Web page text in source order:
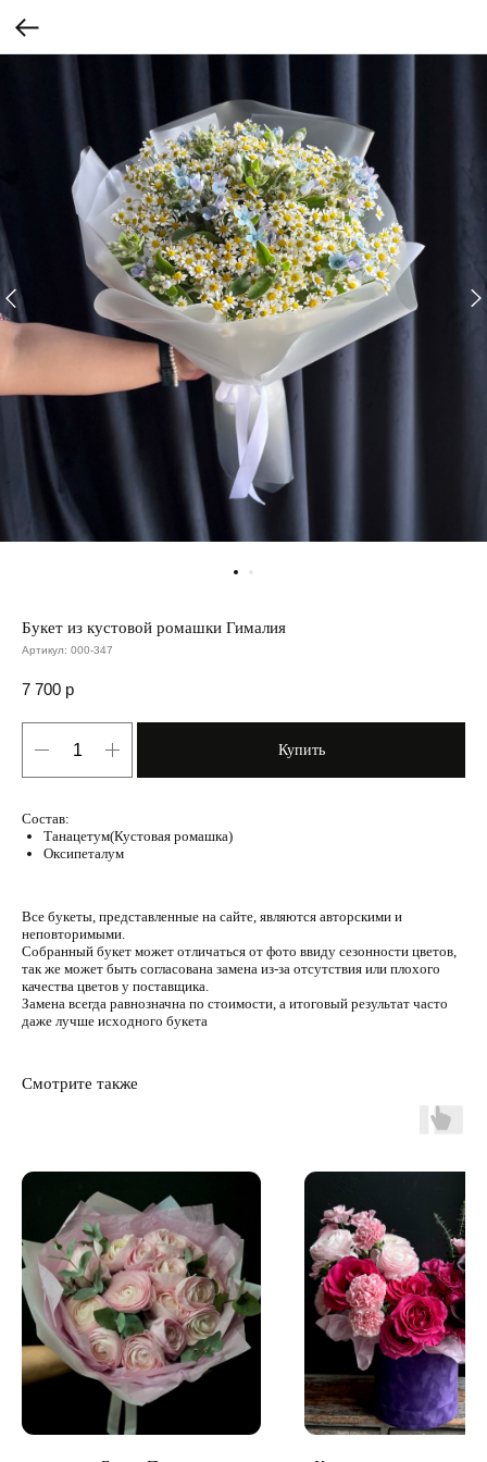
Букет из кустовой ромашки Гималия
Артикул: 000-347
7 700 р
Купить
Состав:
Танацетум(Кустовая ромашка)
Оксипеталум
Все букеты, представленные на сайте, являются авторскими и
неповторимыми.
Собранный букет может отличаться от фото ввиду сезонности цветов,
так же может быть согласована замена из-за отсутствия или плохого
качества цветов у поставщика.
Замена всегда равнозначна по стоимости, а итоговый результат часто
даже лучше исходного букета
Смотрите также